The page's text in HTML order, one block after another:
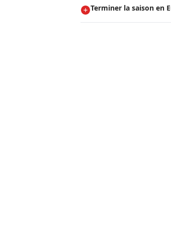
Terminer la saison en